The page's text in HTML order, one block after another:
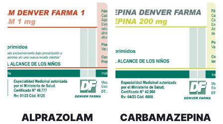
ALPRAZOLAM
CARBAMAZEPINA